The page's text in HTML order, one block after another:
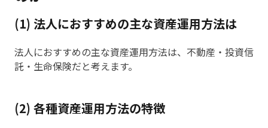
(1) 法人におすすめの主な資産運用方法は
法人におすすめの主な資産運用方法は、不動産・投資信
託・生命保険だと考えます。
(2) 各種資産運用方法の特徴